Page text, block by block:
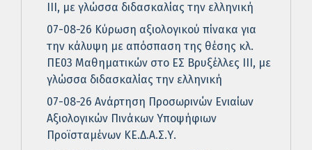
ΙΙΙ, με γλώσσα διδασκαλίας την ελληνική
07-08-26 Κύρωση αξιολογικού πίνακα για
την κάλυψη με απόσπαση της θέσης κλ.
ΠΕ03 Μαθηματικών στο ΕΣ Βρυξέλλες ΙΙΙ, με
γλώσσα διδασκαλίας την ελληνική
07-08-26 Ανάρτηση Προσωρινών Ενιαίων
Αξιολογικών Πινάκων Υποψήφιων
Προϊσταμένων ΚΕ.Δ.Α.Σ.Υ.